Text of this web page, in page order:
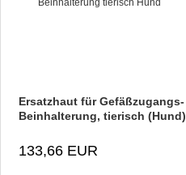
Ersatzhaut für Gefäßzugangs-
Beinhalterung, tierisch (Hund)
133,66 EUR